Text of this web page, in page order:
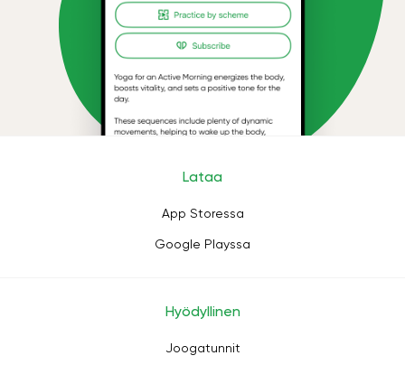
Lataa
App Storessa
Google Playssa
Hyödyllinen
Joogatunnit